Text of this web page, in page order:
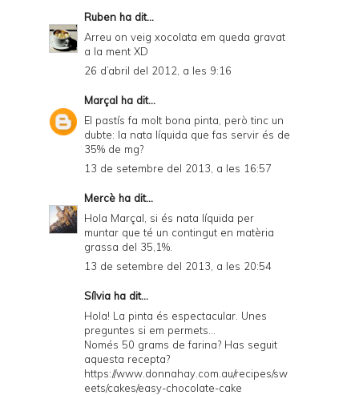
Ruben ha dit...
Arreu on veig xocolata em queda gravat
a la ment XD
26 d’abril del 2012, a les 9:16
Marçal ha dit...
El pastís fa molt bona pinta, però tinc un
dubte: la nata líquida que fas servir és de
35% de mg?
13 de setembre del 2013, a les 16:57
Mercè ha dit...
Hola Marçal, si és nata líquida per
muntar que té un contingut en matèria
grassa del 35,1%.
13 de setembre del 2013, a les 20:54
Sílvia ha dit...
Hola! La pinta és espectacular. Unes
preguntes si em permets...
Només 50 grams de farina? Has seguit
aquesta recepta?
https://www.donnahay.com.au/recipes/sw
eets/cakes/easy-chocolate-cake